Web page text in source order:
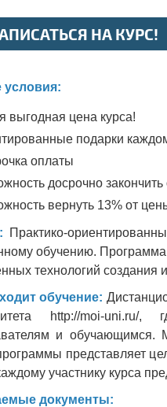
НА КУРС!
цена курса!
подарки
оплаты
досрочно
вернуть 13% от
Практико-
обучению.
технологий создания
обучение:
http://moi-uni.ru/,
и обучающимся.
представляет
участнику курса
документы: